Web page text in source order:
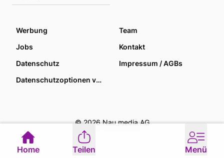
Werbung
Team
Jobs
Kontakt
Datenschutz
Impressum / AGBs
Datenschutzoptionen verwalten
© 2026 Nau media AG
Home Teilen Menü